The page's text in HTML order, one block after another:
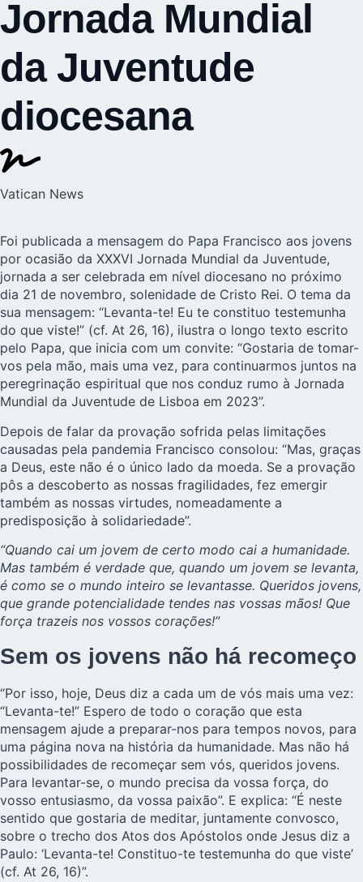
Jornada Mundial
da Juventude
diocesana
Vatican News
Foi publicada a mensagem do Papa Francisco aos jovens
por ocasião da XXXVI Jornada Mundial da Juventude,
jornada a ser celebrada em nível diocesano no próximo
dia 21 de novembro, solenidade de Cristo Rei. O tema da
sua mensagem: “Levanta-te! Eu te constituo testemunha
do que viste!” (cf. At 26, 16), ilustra o longo texto escrito
pelo Papa, que inicia com um convite: “Gostaria de tomar-
vos pela mão, mais uma vez, para continuarmos juntos na
peregrinação espiritual que nos conduz rumo à Jornada
Mundial da Juventude de Lisboa em 2023”.
Depois de falar da provação sofrida pelas limitações
causadas pela pandemia Francisco consolou: “Mas, graças
a Deus, este não é o único lado da moeda. Se a provação
pôs a descoberto as nossas fragilidades, fez emergir
também as nossas virtudes, nomeadamente a
predisposição à solidariedade”.
“Quando cai um jovem de certo modo cai a humanidade.
Mas também é verdade que, quando um jovem se levanta,
é como se o mundo inteiro se levantasse. Queridos jovens,
que grande potencialidade tendes nas vossas mãos! Que
força trazeis nos vossos corações!”
Sem os jovens não há recomeço
“Por isso, hoje, Deus diz a cada um de vós mais uma vez:
“Levanta-te!” Espero de todo o coração que esta
mensagem ajude a preparar-nos para tempos novos, para
uma página nova na história da humanidade. Mas não há
possibilidades de recomeçar sem vós, queridos jovens.
Para levantar-se, o mundo precisa da vossa força, do
vosso entusiasmo, da vossa paixão”. E explica: “É neste
sentido que gostaria de meditar, juntamente convosco,
sobre o trecho dos Atos dos Apóstolos onde Jesus diz a
Paulo: ‘Levanta-te! Constituo-te testemunha do que viste’
(cf. At 26, 16)”.